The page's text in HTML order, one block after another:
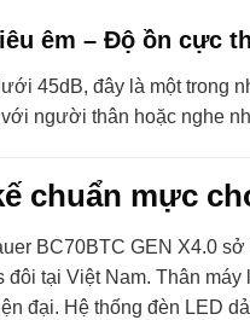
êm – Độ ồn cực
45dB, đây là một trong
người thân hoặc nghe
chuẩn mực
BC70BTC GEN X4.0
đôi tại Việt Nam. Thân
đại. Hệ thống đèn LED